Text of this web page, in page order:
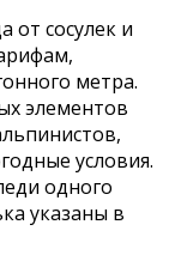
от сосулек и
метра.
элементов
условия.
одного
указаны в